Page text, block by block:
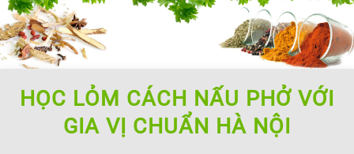
TRANG CHỦ GIỚI THIỆU SẢN PHẨM
DỊCH VỤ TIN TỨC
HỌC LỎM CÁCH NẤU PHỞ VỚI
GIA VỊ CHUẨN HÀ NỘI